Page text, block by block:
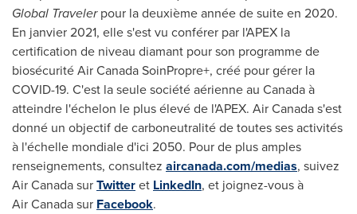
Global Travelerpour la deuxième année de suite en 2020.
En janvier 2021, elle s'est vu conférer par l'APEX la
certification de niveau diamant pour son programme de
biosécurité Air Canada SoinPropre+, créé pour gérer la
COVID-19. C'est la seule société aérienne au Canadaà
atteindre l'échelon le plus élevé de l'APEX. Air Canada s'est
donné un objectif de carboneutralité de toutes ses activités
à l'échelle mondiale d'ici 2050. Pour de plus amples
renseignements, consultez aircanada.com/medias, suivez
Air Canada surTwitteret LinkedIn, et joignez-vous à
Air Canada sur Facebook.